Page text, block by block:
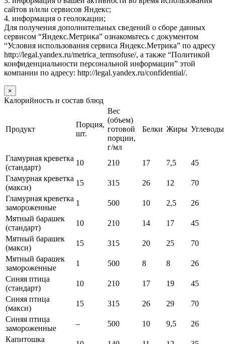
сайтов и/или сервисов Яндекс;
4. информация о геолокации;
Для получения дополнительных сведений о сборе данных
сервисом “Яндекс.Метрика” ознакомьтесь с документом
“Условия использования сервиса Яндекс.Метрика” по адресу
http://legal.yandex.ru/metrica_termsofuse/, а также “Политикой
конфиденциальности персональной информации” этой
компании по адресу: http://legal.yandex.ru/confidential/.
×
Калорийность и состав блюд
Продукт
Порция,
шт.
Вес
(объем)
готовой
порции,
г/мл
Белки Жиры Углеводы
Гламурная креветка
(стандарт)
10 210 17 7,5
45
Гламурная креветка
(макси)
15 315 26 12
70
Гламурная креветка
замороженные
1 500 10 2,5
26
Мятный барашек
(стандарт)
10 210 14 17
45
Мятный барашек
(макси)
15 315 20 25
70
Мятный барашек
замороженные
1 500 8 8
26
Синяя птица
(стандарт)
10 210 17 19
45
Синяя птица
(макси)
15 315 26 29
70
Синяя птица
замороженные
– 500 10 9,5
26
Капитошка